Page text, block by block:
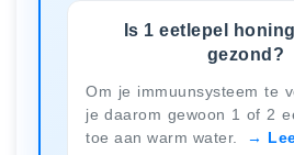
Is 1 eetlepel
gezond?
Om je immuunsysteem te
je daarom gewoon 1 of 2
toe aan warm water.